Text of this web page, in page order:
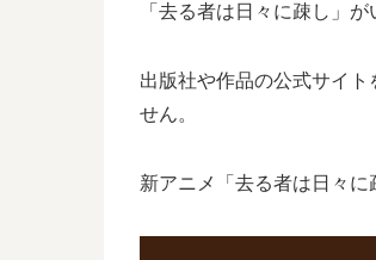
「去る者は日々に疎し」
出版社や作品の公式サイ
せん。
新アニメ「去る者は日々に